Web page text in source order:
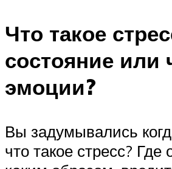
Что такое
состояние или
эмоции?
Вы задумывались
что такое стресс? Где